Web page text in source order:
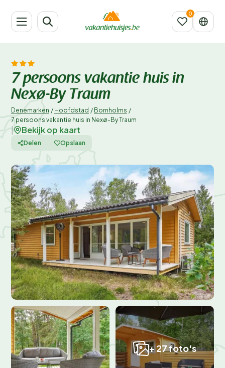
7 persoons vakantie huis in
Nexø-By Traum
Denemarken / Hoofdstad / Bornholms /
7 persoons vakantie huis in Nexø-By Traum
Bekijk op kaart
Delen Opslaan
+ 27 foto's